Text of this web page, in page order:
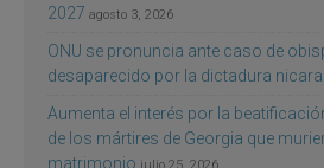
2027 agosto 3, 2026
ONU se pronuncia ante caso de
desaparecido por la dictadura
Aumenta el interés por la
de los mártires de Georgia que
matrimonio